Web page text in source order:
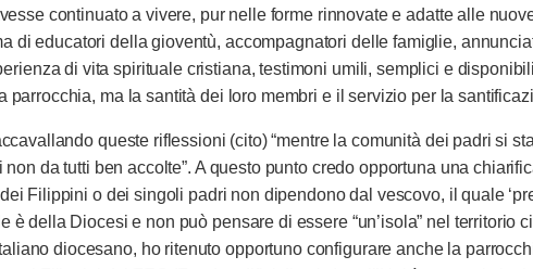
continuato a vivere, pur nelle forme rinnovate e adatte alle
di educatori della gioventù, accompagnatori delle famiglie,
di vita spirituale cristiana, testimoni umili, semplici e
ma la santità dei loro membri e il servizio per la
queste riflessioni (cito) “mentre la comunità dei padri si
da tutti ben accolte”. A questo punto credo opportuna una
Filippini o dei singoli padri non dipendono dal vescovo, il quale
della Diocesi e non può pensare di essere “un’isola” nel territorio
diocesano, ho ritenuto opportuno configurare anche la